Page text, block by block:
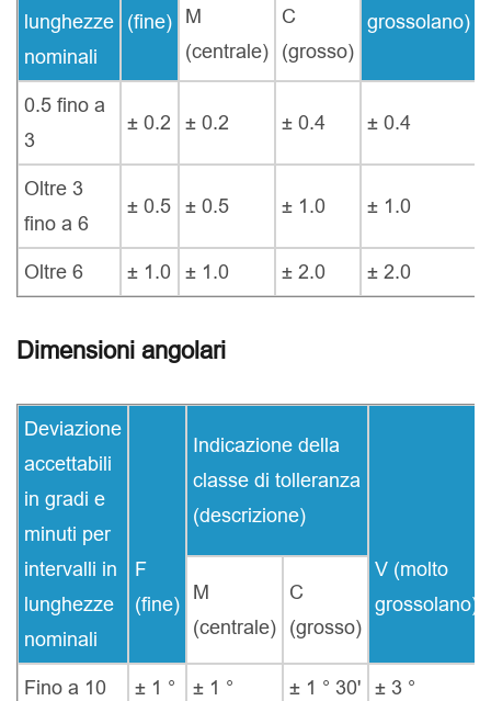
lunghezze
nominali
(fine)
grossolano)
M
(centrale)
C
(grosso)
0.5 fino a
3
± 0.2 ± 0.2 ± 0.4 ± 0.4
Oltre 3
fino a 6
± 0.5 ± 0.5 ± 1.0 ± 1.0
Oltre 6 ± 1.0 ± 1.0 ± 2.0 ± 2.0
Dimensioni angolari
Deviazione
accettabili
in gradi e
minuti per
intervalli in
lunghezze
nominali
F
(fine)
Indicazione della
classe di tolleranza
(descrizione)
V (molto
grossolano)
M
(centrale)
C
(grosso)
Fino a 10 ± 1 ° ± 1 ° ± 1 ° 30' ± 3 °